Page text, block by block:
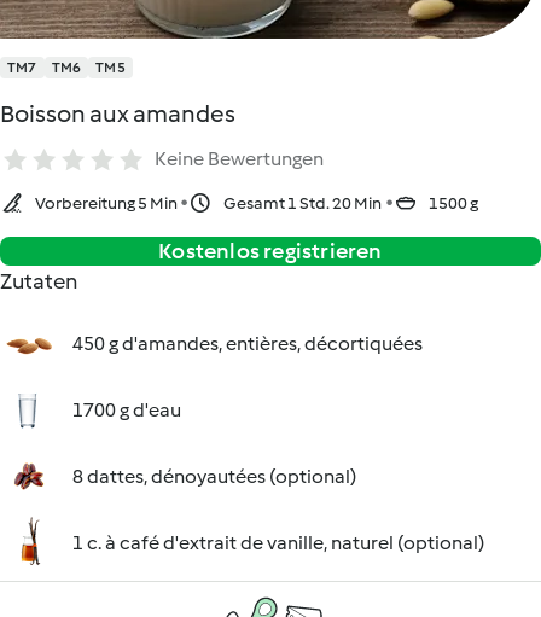
TM7 TM6 TM5
Boisson aux amandes
Keine Bewertungen
Vorbereitung 5 Min Gesamt 1 Std. 20 Min 1500 g
Kostenlos registrieren
Zutaten
450 g d'amandes, entières, décortiquées
1700 g d'eau
8 dattes, dénoyautées (optional)
1 c. à café d'extrait de vanille, naturel (optional)